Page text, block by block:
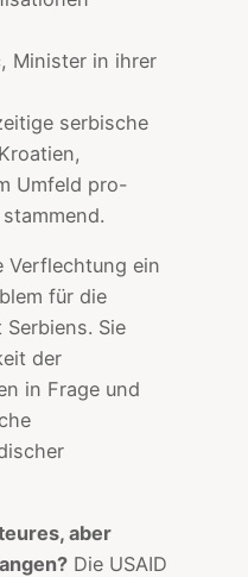
Minister in ihrer
serbische
Umfeld pro-
Verflechtung ein
für die
Sie
der
in Frage und
aber
Die USAID